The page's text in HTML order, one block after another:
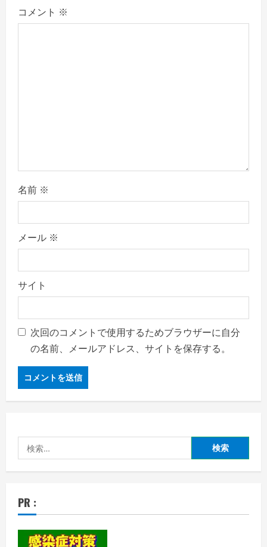
i
コメント ※
名前 ※
メール ※
サイト
次回のコメントで使用するためブラウザーに自分
の名前、メールアドレス、サイトを保存する。
索:
PR :